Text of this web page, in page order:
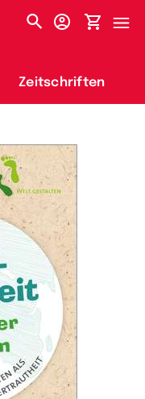
Zeitschriften